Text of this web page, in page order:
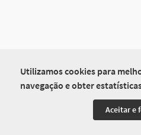
Utilizamos cookies para
navegação e obter
Aceitar e